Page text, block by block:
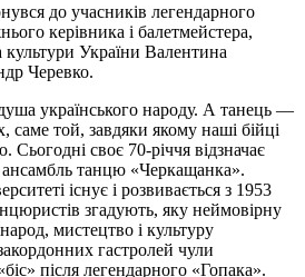
до учасників легендарного
керівника і балетмейстера,
культури України Валентина
Черевко.
українського народу. А танець —
той, завдяки якому наші бійці
Сьогодні своє 70-річчя відзначає
танцю «Черкащанка».
існує і розвивається з 1953
згадують, яку неймовірну
народ, мистецтво і культуру
гастролей чули
після легендарного «Гопака».